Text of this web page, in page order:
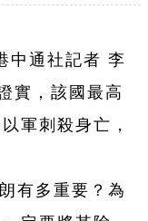
中通社記者 李
實，該國最高
軍刺殺身亡，
有多重要？為